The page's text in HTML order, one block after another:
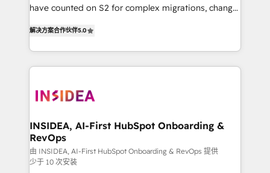
have counted on S2 for complex migrations, change
solutions that deliver measurable impact and
transform brand experiences As one of the few full-
service creative agencies in the HubSpot
winning design to build scalable, globally
marketing campaigns, & RevOps frameworks that
fuel long-term success We connect the entire
customer lifecycle through seamless integrations,
ensure long-term adoption with change-
解决方案合作伙伴5.0
INSIDEA, AI-First HubSpot Onboarding &
RevOps
由 INSIDEA, AI-First HubSpot Onboarding & RevOps 提供
少于 10 次安装